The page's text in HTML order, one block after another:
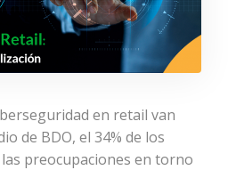
en retail van
de BDO, el 34% de los
preocupaciones en torno